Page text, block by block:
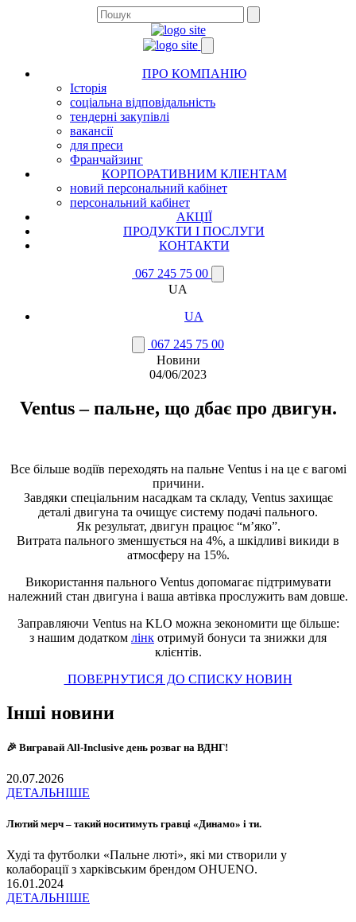
ПРО КОМПАНІЮ
Історія
соціальна відповідальність
тендерні закупівлі
вакансії
для преси
Франчайзинг
КОРПОРАТИВНИМ КЛІЕНТАМ
новий персональний кабінет
персональний кабінет
АКЦІЇ
ПРОДУКТИ І ПОСЛУГИ
КОНТАКТИ
067 245 75 00
UA
UA
067 245 75 00
Новини
04/06/2023
Ventus – пальне, що дбає про двигун.
Все більше водіїв переходять на пальне Ventus і на це є вагомі
причини.
Завдяки спеціальним насадкам та складу, Ventus захищає
деталі двигуна та очищує систему подачі пального.
Як результат, двигун працює “м’яко”.
Витрата пального зменшується на 4%, а шкідливі викиди в
атмосферу на 15%.
Використання пального Ventus допомагає підтримувати
належний стан двигуна і ваша автівка прослужить вам довше.
Заправляючи Ventus на KLO можна зекономити ще більше:
з нашим додатком лінк отримуй бонуси та знижки для
клієнтів.
ПОВЕРНУТИСЯ ДО СПИСКУ НОВИН
Інші новини
🎉 Вигравай All-Inclusive день розваг на ВДНГ!
20.07.2026
ДЕТАЛЬНІШЕ
Лютий мерч – такий носитимуть гравці «Динамо» і ти.
Худі та футболки «Пальне люті», які ми створили у
колаборації з харківським брендом OHUENO.
16.01.2024
ДЕТАЛЬНІШЕ